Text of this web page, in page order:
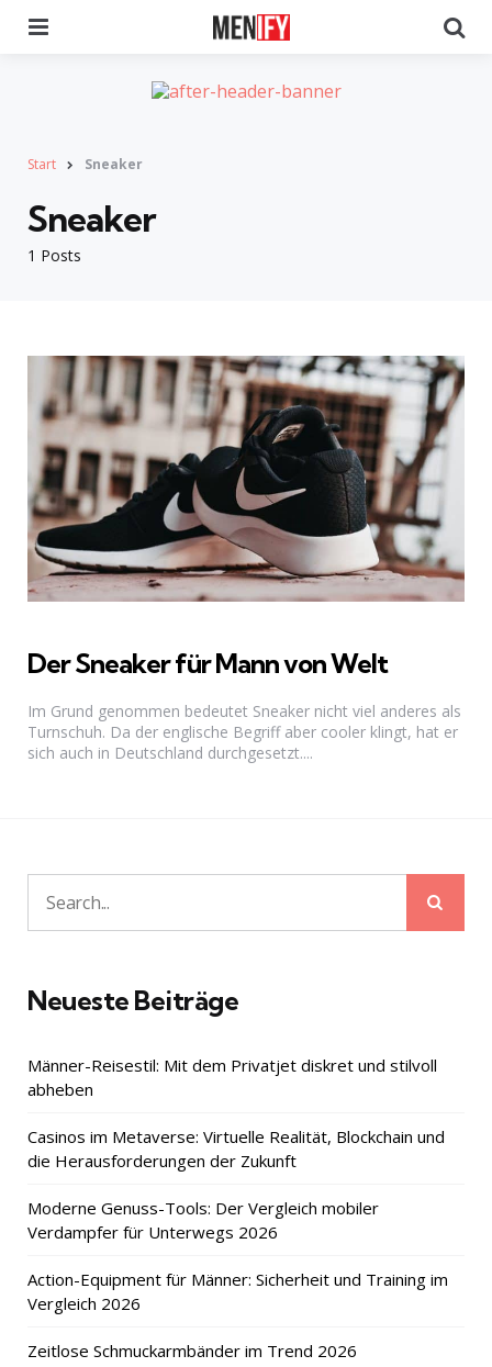
Start Sneaker
1 Posts
Sneaker
Der Sneaker für Mann von Welt
Im Grund genommen bedeutet Sneaker nicht viel anderes als
Turnschuh. Da der englische Begriff aber cooler klingt, hat er
sich auch in Deutschland durchgesetzt....
Search
for:
Neueste Beiträge
Männer-Reisestil: Mit dem Privatjet diskret und stilvoll
abheben
Casinos im Metaverse: Virtuelle Realität, Blockchain und
die Herausforderungen der Zukunft
Moderne Genuss-Tools: Der Vergleich mobiler
Verdampfer für Unterwegs 2026
Action-Equipment für Männer: Sicherheit und Training im
Vergleich 2026
Zeitlose Schmuckarmbänder im Trend 2026